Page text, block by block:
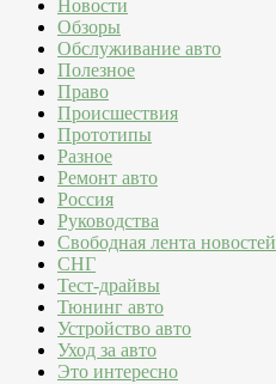
Новости
Обзоры
Обслуживание авто
Полезное
Право
Происшествия
Прототипы
Разное
Ремонт авто
Россия
Руководства
Свободная лента новостей
СНГ
Тест-драйвы
Тюнинг авто
Устройство авто
Уход за авто
Это интересно